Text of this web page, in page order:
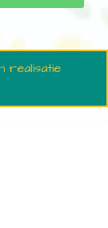
realisatie